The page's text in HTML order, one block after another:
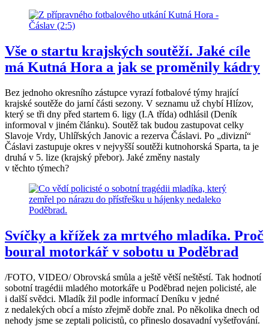
Vše o startu krajských soutěží. Jaké cíle
má Kutná Hora a jak se proměnily kádry
Bez jednoho okresního zástupce vyrazí fotbalové týmy hrající
krajské soutěže do jarní části sezony. V seznamu už chybí Hlízov,
který se tři dny před startem 6. ligy (I.A třída) odhlásil (Deník
informoval v jiném článku). Soutěž tak budou zastupovat celky
Slavoje Vrdy, Uhlířských Janovic a rezerva Čáslavi. Po „divizní“
Čáslavi zastupuje okres v nejvyšší soutěži kutnohorská Sparta, ta je
druhá v 5. lize (krajský přebor). Jaké změny nastaly
v těchto týmech?
Svíčky a křížek za mrtvého mladíka. Proč
boural motorkář v sobotu u Poděbrad
/FOTO, VIDEO/ Obrovská smůla a ještě větší neštěstí. Tak hodnotí
sobotní tragédii mladého motorkáře u Poděbrad nejen policisté, ale
i další svědci. Mladík žil podle informací Deníku v jedné
z nedalekých obcí a místo zřejmě dobře znal. Po několika dnech od
nehody jsme se zeptali policistů, co přineslo dosavadní vyšetřování.